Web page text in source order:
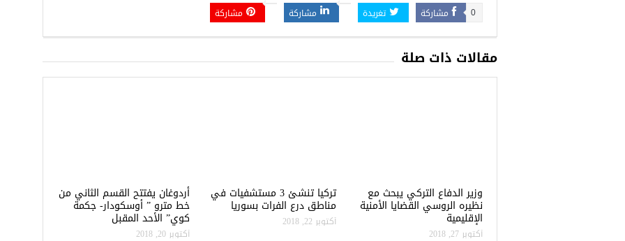
مشاركة 0 تغريدة مشاركة مشاركة
مقالات ذات صلة
وزير الدفاع التركي يبحث مع
نظيره الروسي القضايا الأمنية
الإقليمية
أكتوبر 27, 2018
تركيا تنشئ 3 مستشفيات في
مناطق درع الفرات بسوريا
أكتوبر 22, 2018
أردوغان يفتتح القسم الثاني من
خط مترو ” أوسكودار- جكمة
كوي” الأحد المقبل
أكتوبر 20, 2018